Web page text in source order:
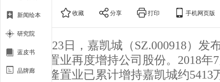
大 中 收藏 分享 打印 手机网页版
10月23日，嘉凯城（SZ.000918）发
东凯隆置业再度增持公司股份。2018年
日，凯隆置业已累计增持嘉凯城约5413
新闻绘本
研究院
蓝皮书
品牌廊